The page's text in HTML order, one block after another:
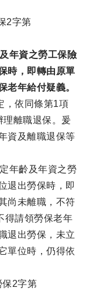
2字第
年資之勞工保險
時，即轉由原單
老年給付疑義。
，依同條第1項
理離職退保。爰
資及離職退保等
年齡及年資之勞
退出勞保時，即
尚未離職，不符
得請領勞保老年
退出勞保，未立
單位時，仍得依
保2字第